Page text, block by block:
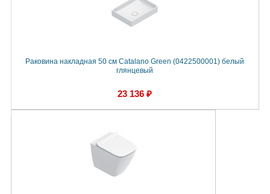
Раковина накладная 50 см Catalano Green (0422500001) белый
глянцевый
23 136 ₽